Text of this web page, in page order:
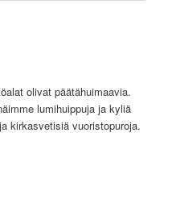
olivat päätähuimaavia.
lumihuippuja ja kyliä
kirkasvetisiä vuoristopuroja.